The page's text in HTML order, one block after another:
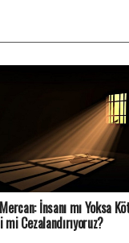
İnsanı mı Yoksa
mi Cezalandırıyoruz?